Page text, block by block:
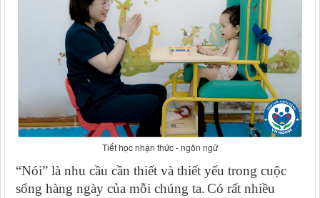
Tiết học nhận thức - ngôn ngữ
“Nói” là nhu cầu cần thiết và thiết yếu trong cuộc
sống hàng ngày của mỗi chúng ta.Có rất nhiều